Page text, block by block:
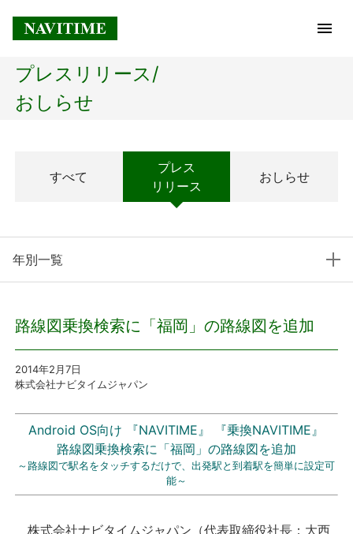
トップページ
経営理念
プレスリリース
プレスリリース
おしらせ
サービス
プレスリリース/
おしらせ
すべて
プレス
リリース
おしらせ
年別一覧
路線図乗換検索に「福岡」の路線図を追加
2014年2 月7日
株式会社ナビタイムジャパン
Android OS向け 『NAVITIME』 『乗換NAVITIME』
路線図乗換検索に「福岡」の路線図を追加
～路線図で駅名をタッチするだけで、出発駅と到着駅を簡単に設定可
能～
株式会社ナビタイムジャパン（代表取締役社長：大西